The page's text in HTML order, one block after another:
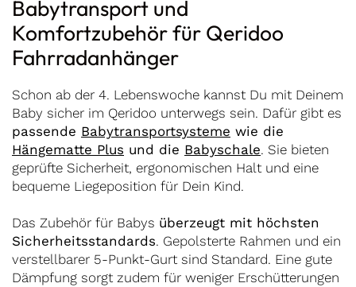
Babytransport und
Komfortzubehör für Qeridoo
Fahrradanhänger
Schon ab der 4. Lebenswoche kannst Du mit Deinem
Baby sicher im Qeridoo unterwegs sein. Dafür gibt es
passende Babytransportsysteme wie die
Hängematte Plus und die Babyschale. Sie bieten
geprüfte Sicherheit, ergonomischen Halt und eine
bequeme Liegeposition für Dein Kind.
Das Zubehör für Babys überzeugt mit höchsten
Sicherheitsstandards. Gepolsterte Rahmen und ein
verstellbarer 5-Punkt-Gurt sind Standard. Eine gute
Dämpfung sorgt zudem für weniger Erschütterungen